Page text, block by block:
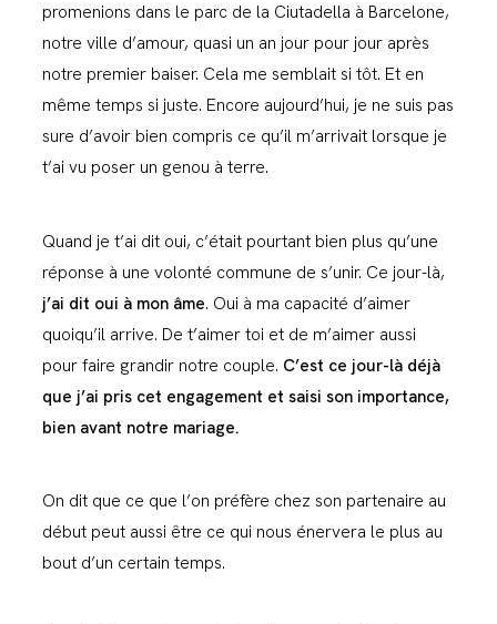
promenions dans le parc de la Ciutadella à Barcelone,
notre ville d’amour, quasi un an jour pour jour après
notre premier baiser. Cela me semblait si tôt. Et en
même temps si juste. Encore aujourd’hui, je ne suis pas
sure d’avoir bien compris ce qu’il m’arrivait lorsque je
t’ai vu poser un genou à terre.
Quand je t’ai dit oui, c’était pourtant bien plus qu’une
réponse à une volonté commune de s’unir. Ce jour-là,
j’ai dit oui à mon âme. Oui à ma capacité d’aimer
quoiqu’il arrive. De t’aimer toi et de m’aimer aussi
pour faire grandir notre couple. C’est ce jour-là déjà
que j’ai pris cet engagement et saisi son importance,
bien avant notre mariage.
On dit que ce que l’on préfère chez son partenaire au
début peut aussi être ce qui nous énervera le plus au
bout d’un certain temps.